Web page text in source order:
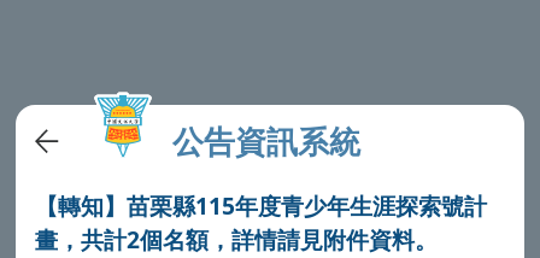
公告資訊系統
【轉知】苗栗縣115年度青少年生涯探索號計
畫，共計2個名額，詳情請見附件資料。